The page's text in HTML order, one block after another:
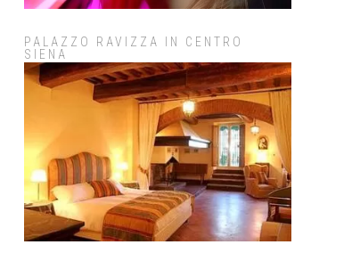
PALAZZO RAVIZZA IN CENTRO
SIENA